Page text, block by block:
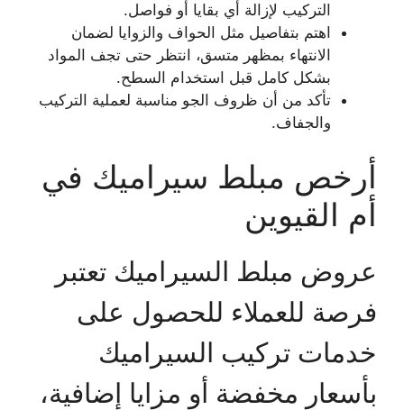
التركيب لإزالة أي بقايا أو فواصل.
اهتم بتفاصيل مثل الحواف والزوايا لضمان
الانتهاء بمظهر متسق، انتظر حتى تجف المواد
بشكل كامل قبل استخدام السطح.
تأكد من أن ظروف الجو مناسبة لعملية التركيب
والجفاف.
أرخص مبلط سيراميك في
أم القيوين
عروض مبلط السيراميك تعتبر
فرصة للعملاء للحصول على
خدمات تركيب السيراميك
بأسعار مخفضة أو مزايا إضافية،